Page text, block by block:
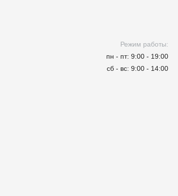
Режим работы:
пн - пт: 9:00 - 19:00
сб - вс: 9:00 - 14:00